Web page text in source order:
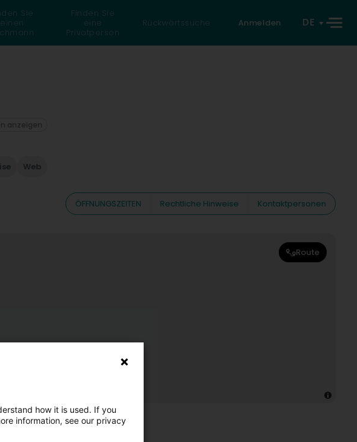
Sie
einen
Finden Sie
eine
Privatperson
Rückwärtssuche Anmelden DE
Web
anzeigen
ÖFFNUNGSZEITEN Rechtliche Hinweise
Kontaktpersonen
Route
how it is used. If you
information, see our privacy